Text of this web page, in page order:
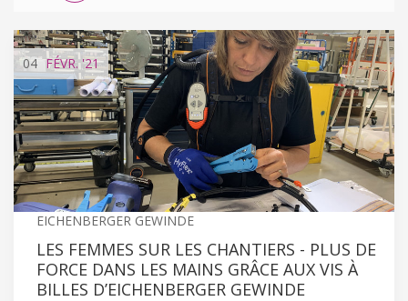
04 FÉVR.'21
EICHENBERGER GEWINDE
LES FEMMES SUR LES CHANTIERS - PLUS DE
FORCE DANS LES MAINS GRÂCE AUX VIS À
BILLES D’EICHENBERGER GEWINDE